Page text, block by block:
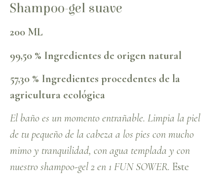
Shampoo-gel suave
200 ML
99,50 % Ingredientes de origen natural
57,30 % Ingredientes procedentes de la
agricultura ecológica
El baño es un momento entrañable. Limpia la piel
de tu pequeño de la cabeza a los pies con mucho
mimo y tranquilidad, con agua templada y con
nuestro shampoo-gel 2 en 1 FUN SOWER. Este